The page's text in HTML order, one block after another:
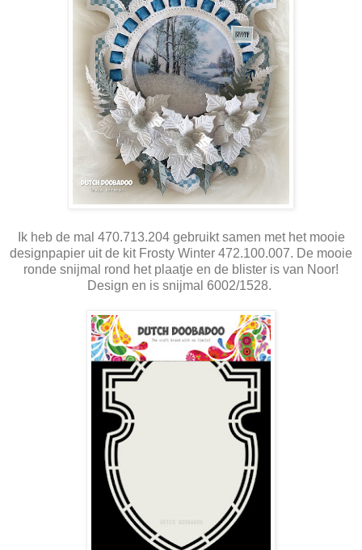
Ik heb de mal 470.713.204 gebruikt samen met het mooie
designpapier uit de kit Frosty Winter 472.100.007. De mooie
ronde snijmal rond het plaatje en de blister is van Noor!
Design en is snijmal 6002/1528.